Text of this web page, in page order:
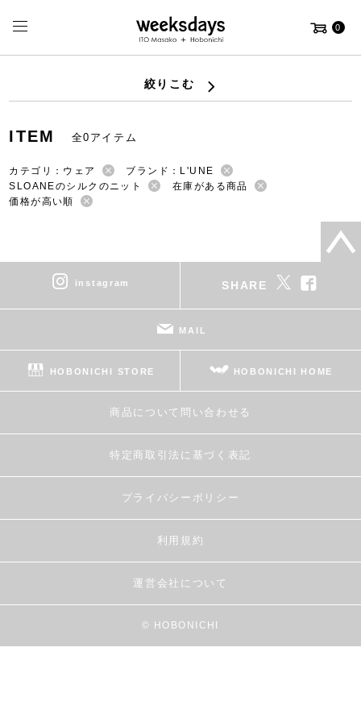
0
絞りこむ
ITEM 全0アイテム
カテゴリ：ウェア
ブランド：L'UNE
SLOANEのシルクのニット
在庫がある商品
価格が高い順
instagram SHARE
MAIL
HOBONICHI STORE HOBONICHI HOME
商品について問い合わせる
特定商取引法に基づく表記
プライバシーポリシー
利用規約
運営会社について
© HOBONICHI